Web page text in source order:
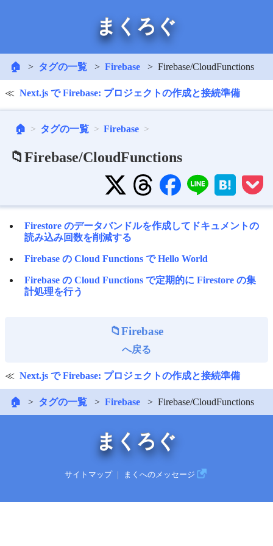
まくろぐ
🏠 タグの一覧 Firebase Firebase/CloudFunctions
Next.js で Firebase: プロジェクトの作成と接続準備
🏠 タグの一覧 Firebase
📁Firebase/CloudFunctions
Firestore のデータバンドルを作成してドキュメントの
読み込み回数を削減する
Firebase の Cloud Functions で Hello World
Firebase の Cloud Functions で定期的に Firestore の集
計処理を行う
Firebase
へ戻る
Next.js で Firebase: プロジェクトの作成と接続準備
🏠 タグの一覧 Firebase Firebase/CloudFunctions
まくろぐ
サイトマップ まくへのメッセージ